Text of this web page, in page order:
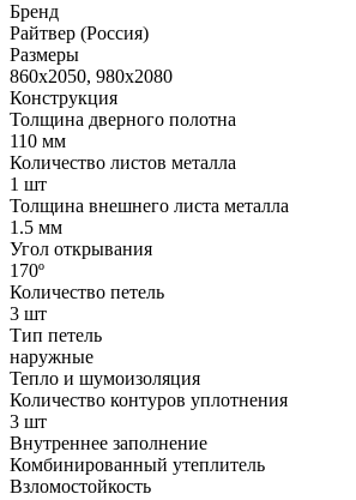
Бренд
Райтвер (Россия)
Размеры
860x2050, 980x2080
Конструкция
Толщина дверного полотна
110 мм
Количество листов металла
1 шт
Толщина внешнего листа металла
1.5 мм
Угол открывания
170º
Количество петель
3 шт
Тип петель
наружные
Тепло и шумоизоляция
Количество контуров уплотнения
3 шт
Внутреннее заполнение
Комбинированный утеплитель
Взломостойкость